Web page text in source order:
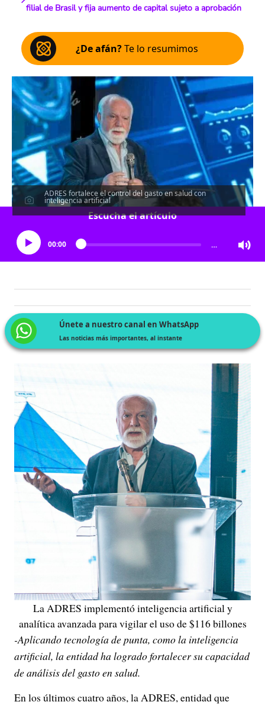
filial de Brasil y fija aumento de capital sujeto a aprobación
¿De afán?Te lo resumimos
ADRES fortalece el control del gasto en salud con
inteligencia artificial
Escucha el artículo
00:00 …
Únete a nuestro canal en WhatsApp
Las noticias más importantes, al instante
La ADRES implementó inteligencia artificial y
analítica avanzada para vigilar el uso de $116 billones
-Aplicando tecnología de punta, como la inteligencia
artificial, la entidad ha logrado fortalecer su capacidad
de análisis del gasto en salud.
En los últimos cuatro años, la ADRES, entidad que